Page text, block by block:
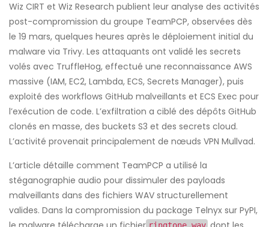
Wiz CIRT et Wiz Research publient leur analyse des activités
post-compromission du groupe TeamPCP, observées dès
le 19 mars, quelques heures après le déploiement initial du
malware via Trivy. Les attaquants ont validé les secrets
volés avec TruffleHog, effectué une reconnaissance AWS
massive (IAM, EC2, Lambda, ECS, Secrets Manager), puis
exploité des workflows GitHub malveillants et ECS Exec pour
l’exécution de code. L’exfiltration a ciblé des dépôts GitHub
clonés en masse, des buckets S3 et des secrets cloud.
L’activité provenait principalement de nœuds VPN Mullvad.
L’article détaille comment TeamPCP a utilisé la
stéganographie audio pour dissimuler des payloads
malveillants dans des fichiers WAV structurellement
valides. Dans la compromission du package Telnyx sur PyPI,
ringtone.wav